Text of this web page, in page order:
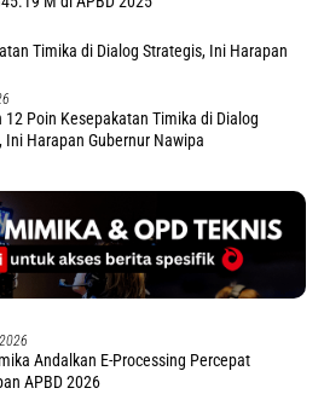
12 Poin Kesepakatan Timika di Dialog
Ini Harapan Gubernur Nawipa
Andalkan E-Processing Percepat
APBD 2026